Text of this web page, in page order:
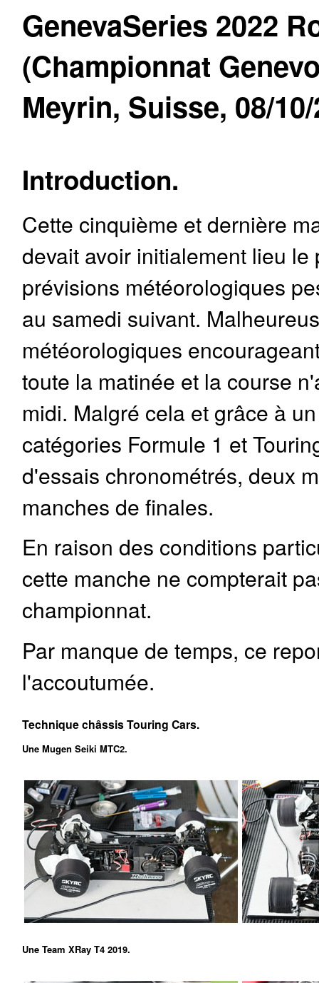
GenevaSeries 2022
(Championnat
Meyrin, Suisse, 08/
Introduction.
Cette cinquième et dernière
devait avoir initialement lieu
prévisions météorologiques
au samedi suivant.
météorologiques
toute la matinée et la course
midi. Malgré cela et grâce à
catégories Formule 1 et
d'essais chronométrés, deux
manches de finales.
En raison des conditions
cette manche ne compterait
championnat.
Par manque de temps, ce
l'accoutumée.
Technique châssis Touring Cars.
Une Mugen Seiki MTC2.
Une Team XRay T4 2019.